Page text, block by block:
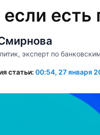
есть
эксперт по
статьи: 00:54, 27 января